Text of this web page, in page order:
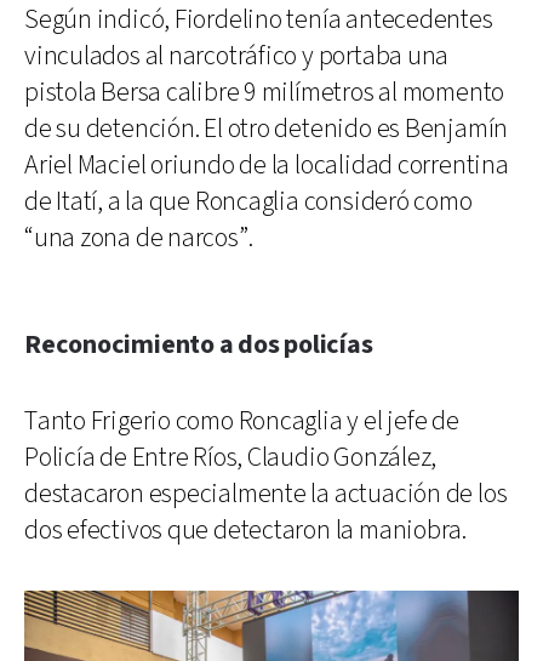
Según indicó, Fiordelino tenía antecedentes
vinculados al narcotráfico y portaba una
pistola Bersa calibre 9 milímetros al momento
de su detención. El otro detenido es Benjamín
Ariel Maciel oriundo de la localidad correntina
de Itatí, a la que Roncaglia consideró como
“una zona de narcos”.
Reconocimiento a dos policías
Tanto Frigerio como Roncaglia y el jefe de
Policía de Entre Ríos, Claudio González,
destacaron especialmente la actuación de los
dos efectivos que detectaron la maniobra.